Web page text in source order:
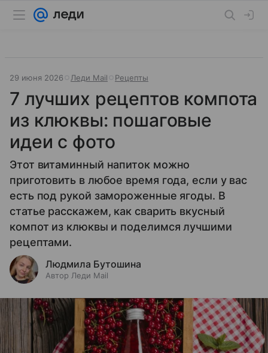
29 июня 2026 Леди Mail Рецепты
7 лучших рецептов компота
из клюквы: пошаговые
идеи с фото
Этот витаминный напиток можно
приготовить в любое время года, если у вас
есть под рукой замороженные ягоды. В
статье расскажем, как сварить вкусный
компот из клюквы и поделимся лучшими
рецептами.
Людмила Бутошина
Автор Леди Mail